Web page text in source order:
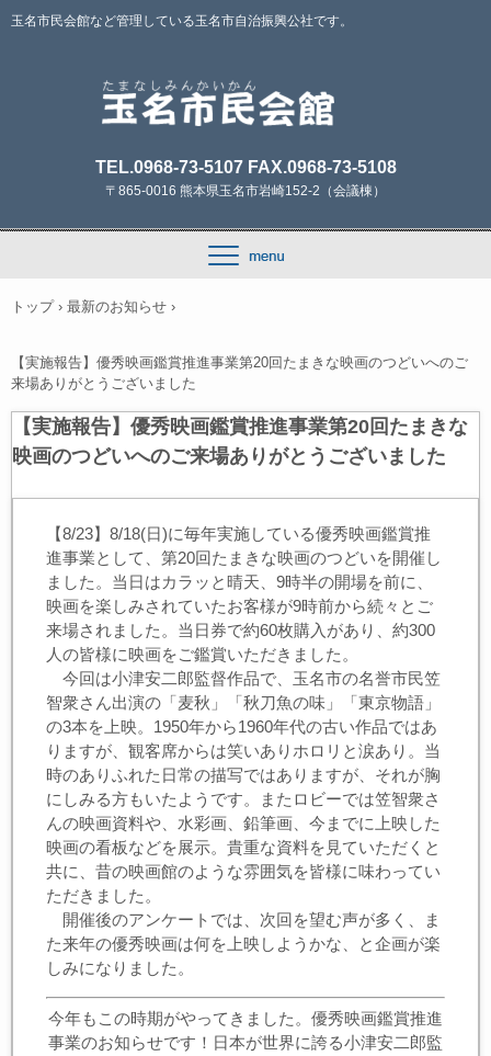
玉名市民会館など管理している玉名市自治振興公社です。
TEL.0968-73-5107 FAX.0968-73-5108
〒865-0016 熊本県玉名市岩崎152-2（会議棟）
トップ › 最新のお知らせ ›
【実施報告】優秀映画鑑賞推進事業第20回たまきな映画のつどいへのご
来場ありがとうございました
【実施報告】優秀映画鑑賞推進事業第20回たまきな
映画のつどいへのご来場ありがとうございました
【8/23】8/18(日)に毎年実施している優秀映画鑑賞推
進事業として、第20回たまきな映画のつどいを開催し
ました。当日はカラッと晴天、9時半の開場を前に、
映画を楽しみされていたお客様が9時前から続々とご
来場されました。当日券で約60枚購入があり、約300
人の皆様に映画をご鑑賞いただきました。
今回は小津安二郎監督作品で、玉名市の名誉市民笠
智衆さん出演の「麦秋」「秋刀魚の味」「東京物語」
の3本を上映。1950年から1960年代の古い作品ではあ
りますが、観客席からは笑いありホロリと涙あり。当
時のありふれた日常の描写ではありますが、それが胸
にしみる方もいたようです。またロビーでは笠智衆さ
んの映画資料や、水彩画、鉛筆画、今までに上映した
映画の看板などを展示。貴重な資料を見ていただくと
共に、昔の映画館のような雰囲気を皆様に味わってい
ただきました。
開催後のアンケートでは、次回を望む声が多く、ま
た来年の優秀映画は何を上映しようかな、と企画が楽
しみになりました。
今年もこの時期がやってきました。優秀映画鑑賞推進
事業のお知らせです！日本が世界に誇る小津安二郎監